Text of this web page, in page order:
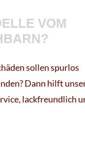
VOM
sollen spurlos
Dann hilft
lackfreundlich